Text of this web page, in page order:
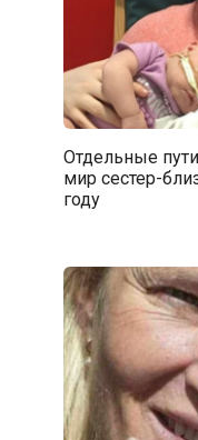
Отдельные
мир сестер-
году